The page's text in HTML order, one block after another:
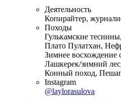
Деятельность
Копирайтер,
Походы
Гулькамские
Плато Пулатхан,
Зимнее восхождение
Лашкерек/зимний
Конный поход,
Instagram
@laylorasulova